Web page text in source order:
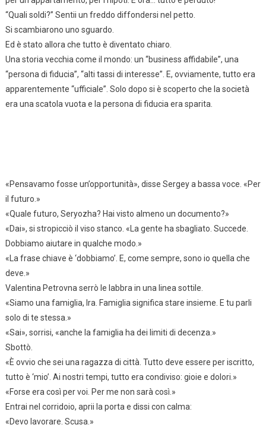
“Quali soldi?” Sentii un freddo diffondersi nel petto.
Si scambiarono uno sguardo.
Ed è stato allora che tutto è diventato chiaro.
Una storia vecchia come il mondo: un “business affidabile”, una
“persona di fiducia”, “alti tassi di interesse”. E, ovviamente, tutto era
apparentemente “ufficiale”. Solo dopo si è scoperto che la società
era una scatola vuota e la persona di fiducia era sparita.
«Pensavamo fosse un’opportunità», disse Sergey a bassa voce. «Per
il futuro.»
«Quale futuro, Seryozha? Hai visto almeno un documento?»
«Dai», si stropicciò il viso stanco. «La gente ha sbagliato. Succede.
Dobbiamo aiutare in qualche modo.»
«La frase chiave è ‘dobbiamo’. E, come sempre, sono io quella che
deve.»
Valentina Petrovna serrò le labbra in una linea sottile.
«Siamo una famiglia, Ira. Famiglia significa stare insieme. E tu parli
solo di te stessa.»
«Sai», sorrisi, «anche la famiglia ha dei limiti di decenza.»
Sbottò.
«È ovvio che sei una ragazza di città. Tutto deve essere per iscritto,
tutto è ‘mio’. Ai nostri tempi, tutto era condiviso: gioie e dolori.»
«Forse era così per voi. Per me non sarà così.»
Entrai nel corridoio, aprii la porta e dissi con calma:
«Devo lavorare. Scusa.»